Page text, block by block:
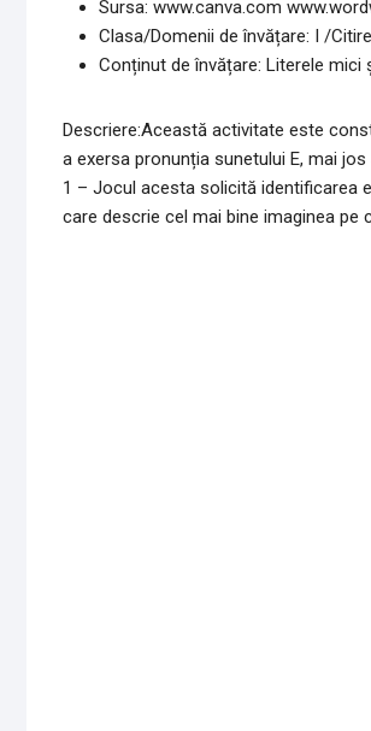
Sursa: www.canva.com
Clasa/Domenii de învățare: I /
Conținut de învățare: Literele mici
Descriere:Această activitate este
a exersa pronunția sunetului E, mai
1 – Jocul acesta solicită identificarea
care descrie cel mai bine imaginea pe